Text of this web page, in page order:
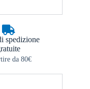
spedizione
da 80€